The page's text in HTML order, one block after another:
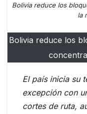
Bolivia reduce los
la
Bolivia reduce los
El país inicia su
excepción con
cortes de ruta,